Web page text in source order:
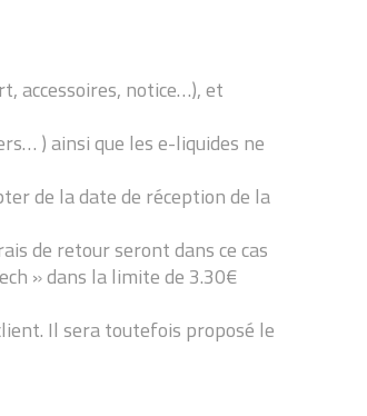
accessoires, notice…), et
) ainsi que les e-liquides ne
de la date de réception de la
de retour seront dans ce cas
» dans la limite de 3.30€
Il sera toutefois proposé le